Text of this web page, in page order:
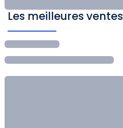
Les meilleures ventes